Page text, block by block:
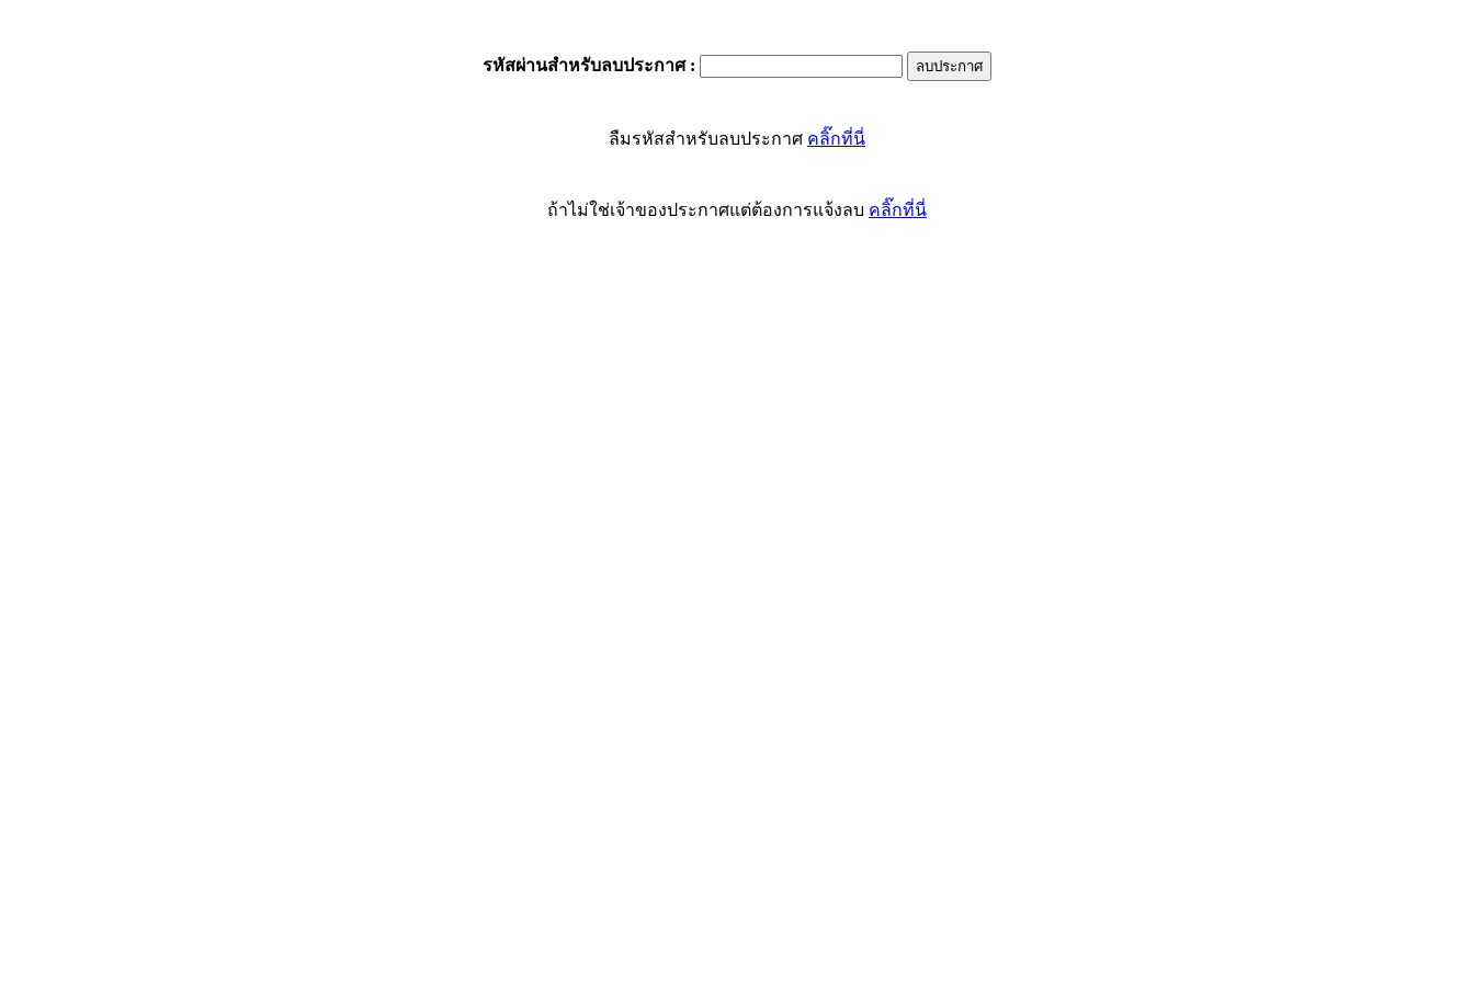
รหัสผ่านสำหรับลบประกาศ:
ลืมรหัสสำหรับลบประกาศ คลิ๊กที่นี่
ถ้าไม่ใช่เจ้าของประกาศแต่ต้องการแจ้งลบ คลิ๊กที่นี่